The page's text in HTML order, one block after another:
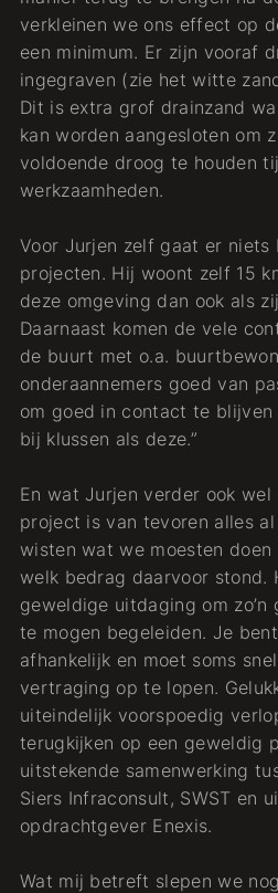
verkleinen we ons effect op
een minimum. Er zijn vooraf
ingegraven (zie het witte
Dit is extra grof drainzand
kan worden aangesloten om
voldoende droog te houden
werkzaamheden.
Voor Jurjen zelf gaat er niets
projecten. Hij woont zelf 15
deze omgeving dan ook als
Daarnaast komen de vele
de buurt met o.a.
onderaannemers goed van
om goed in contact te
bij klussen als deze.”
En wat Jurjen verder ook wel
project is van tevoren alles
wisten wat we moesten doen
welk bedrag daarvoor stond.
geweldige uitdaging om
te mogen begeleiden. Je
afhankelijk en moet soms
vertraging op te lopen.
uiteindelijk voorspoedig
terugkijken op een geweldig
uitstekende samenwerking
Siers Infraconsult, SWST en
opdrachtgever Enexis.
Wat mij betreft slepen we